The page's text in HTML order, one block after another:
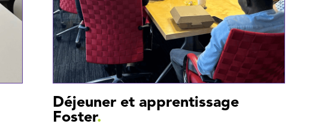
Déjeuner et apprentissage
Foster.